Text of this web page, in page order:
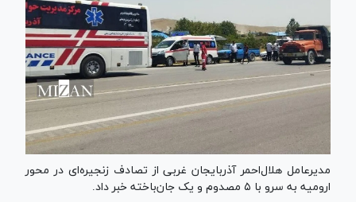
مدیرعامل هلال‌احمر آذربایجان غربی از تصادف زنجیره‌ای در محور
ارومیه به سرو با ۵ مصدوم و یک جان‌باخته خبر داد.